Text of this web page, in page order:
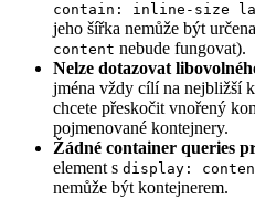
contain: inline-size
jeho šířka nemůže být
content nebude fungovat).
Nelze dotazovat
jména vždy cílí na nejbližší
chcete přeskočit vnořený
pojmenované kontejnery.
Žádné container queries
element s display:
nemůže být kontejnerem.